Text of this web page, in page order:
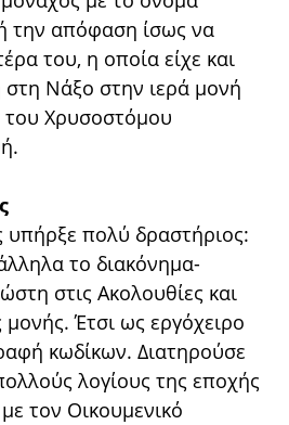
την απόφαση ίσως να
του, η οποία είχε και
στη Νάξο στην ιερά μονή
του Χρυσοστόμου
υπήρξε πολύ δραστήριος:
το διακόνημα-
στις Ακολουθίες και
Έτσι ως εργόχειρο
κωδίκων. Διατηρούσε
λογίους της εποχής
τον Οικουμενικό